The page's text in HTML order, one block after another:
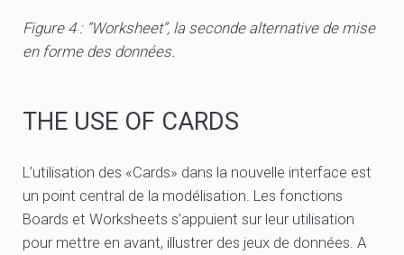
Figure 4 : “Worksheet”, la seconde alternative de mise
en forme des données.
THE USE OF CARDS
L’utilisation des «Cards» dans la nouvelle interface est
un point central de la modélisation. Les fonctions
Boards et Worksheets s’appuient sur leur utilisation
pour mettre en avant, illustrer des jeux de données. A